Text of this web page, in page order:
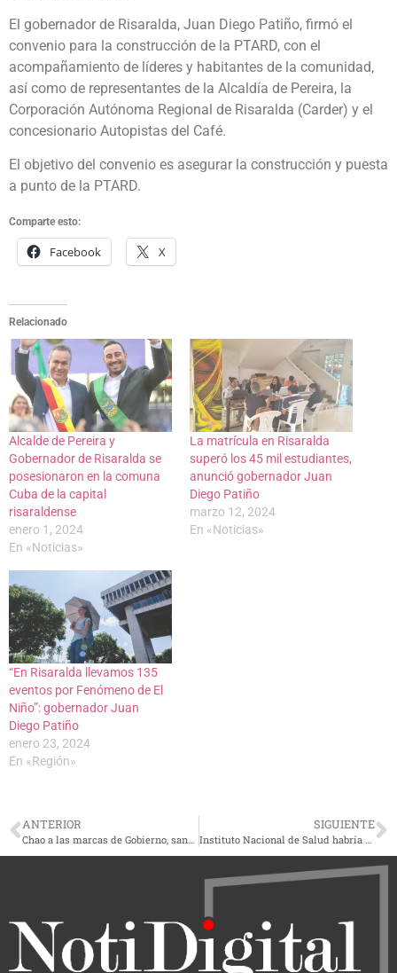
El gobernador de Risaralda, Juan Diego Patiño, firmó el
convenio para la construcción de la PTARD, con el
acompañamiento de líderes y habitantes de la comunidad,
así como de representantes de la Alcaldía de Pereira, la
Corporación Autónoma Regional de Risaralda (Carder) y el
concesionario Autopistas del Café.
El objetivo del convenio es asegurar la construcción y puesta
a punto de la PTARD.
Comparte esto:
Facebook X
Relacionado
Alcalde de Pereira y
Gobernador de Risaralda se
posesionaron en la comuna
Cuba de la capital
risaraldense
enero 1, 2024
En «Noticias»
La matrícula en Risaralda
superó los 45 mil estudiantes,
anunció gobernador Juan
Diego Patiño
marzo 12, 2024
En «Noticias»
“En Risaralda llevamos 135
eventos por Fenómeno de El
Niño”: gobernador Juan
Diego Patiño
enero 23, 2024
En «Región»
ANTERIOR SIGUIENTE